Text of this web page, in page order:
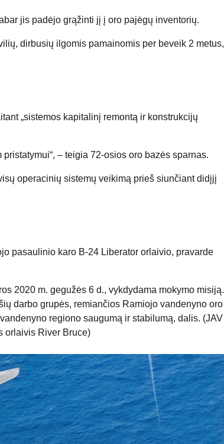
jis padėjo grąžinti jį į oro pajėgų inventorių.
dirbusių ilgomis pamainomis per beveik 2 metus,
„sistemos kapitalinį remontą ir konstrukcijų
– teigia 72-osios oro bazės sparnas.
operacinių sistemų veikimą prieš siunčiant didįjį
pasaulinio karo B-24 Liberator orlaivio, pravarde
2020 m. gegužės 6 d., vykdydama mokymo misiją.
darbo grupės, remiančios Ramiojo vandenyno oro
regiono saugumą ir stabilumą, dalis. (JAV
orlaivis River Bruce)